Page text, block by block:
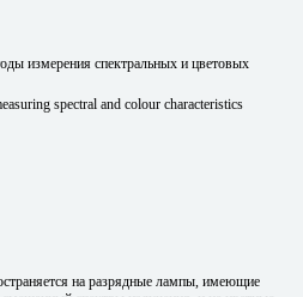
измерения спектральных и цветовых
spectral and colour characteristics
на разрядные лампы, имеющие